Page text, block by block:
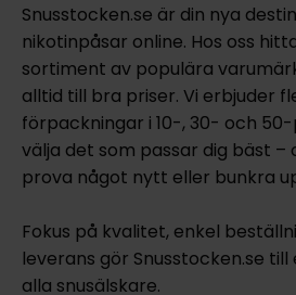
Snusstocken.se är din nya
nikotinpåsar online. Hos oss
sortiment av populära
alltid till bra priser. Vi erbjuder
förpackningar i 10-, 30- och
välja det som passar dig bäst –
prova något nytt eller bunkra
Fokus på kvalitet, enkel
leverans gör Snusstocken.se
alla snusälskare.